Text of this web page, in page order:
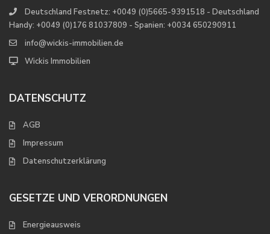
Deutschland Festnetz: +0049 (0)5665-9391518 - Deutschland
Handy: +0049 (0)176 81037809 - Spanien: +0034 650290911
info@wickis-immobilien.de
Wickis Immobilien
DATENSCHUTZ
AGB
Impressum
Datenschutzerklärung
GESETZE UND VERORDNUNGEN
Energieausweis